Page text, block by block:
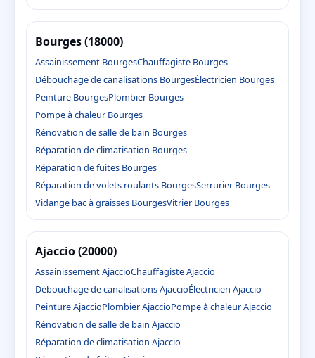
Bourges (18000)
Assainissement BourgesChauffagiste Bourges
Débouchage de canalisations BourgesÉlectricien Bourges
Peinture BourgesPlombier Bourges
Pompe à chaleur Bourges
Rénovation de salle de bain Bourges
Réparation de climatisation Bourges
Réparation de fuites Bourges
Réparation de volets roulants BourgesSerrurier Bourges
Vidange bac à graisses BourgesVitrier Bourges
Ajaccio (20000)
Assainissement AjaccioChauffagiste Ajaccio
Débouchage de canalisations AjaccioÉlectricien Ajaccio
Peinture AjaccioPlombier AjaccioPompe à chaleur Ajaccio
Rénovation de salle de bain Ajaccio
Réparation de climatisation Ajaccio